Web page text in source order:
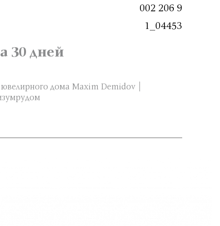
002 206 9
1_04453
30 дней
дома Maxim Demidov